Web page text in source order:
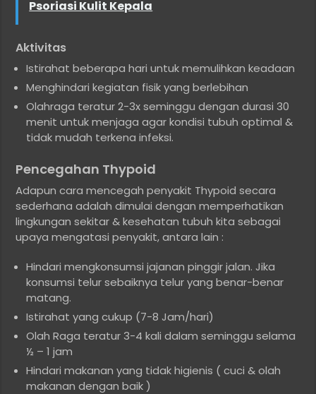
Psoriasi Kulit Kepala
Aktivitas
Istirahat beberapa hari untuk memulihkan keadaan
Menghindari kegiatan fisik yang berlebihan
Olahraga teratur 2-3x seminggu dengan durasi 30
menit untuk menjaga agar kondisi tubuh optimal &
tidak mudah terkena infeksi.
Pencegahan Thypoid
Adapun cara mencegah penyakit Thypoid secara
sederhana adalah dimulai dengan memperhatikan
lingkungan sekitar & kesehatan tubuh kita sebagai
upaya mengatasi penyakit, antara lain :
Hindari mengkonsumsi jajanan pinggir jalan. Jika
konsumsi telur sebaiknya telur yang benar-benar
matang.
Istirahat yang cukup (7-8 Jam/hari)
Olah Raga teratur 3-4 kali dalam seminggu selama
½ – 1 jam
Hindari makanan yang tidak higienis ( cuci & olah
makanan dengan baik )